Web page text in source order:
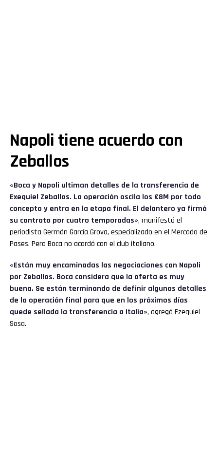
Napoli tiene acuerdo con
Zeballos
«Boca y Napoli ultiman detalles de la transferencia de
Exequiel Zeballos. La operación oscila los €8M por todo
concepto y entra en la etapa final. El delantero ya firmó
su contrato por cuatro temporadas», manifestó el
periodista Germán García Grova, especializado en el Mercado de
Pases. Pero Boca no acordó con el club italiano.
«Están muy encaminadas las negociaciones con Napoli
por Zeballos. Boca considera que la oferta es muy
buena. Se están terminando de definir algunos detalles
de la operación final para que en los próximos días
quede sellada la transferencia a Italia», agregó Ezequiel
Sosa.